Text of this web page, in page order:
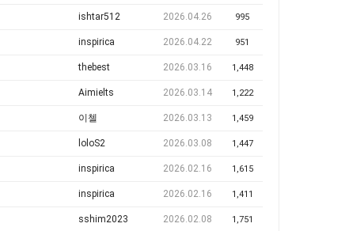
ishtar512 2026.04.26 995
inspirica 2026.04.22 951
thebest 2026.03.16 1,448
Aimielts 2026.03.14 1,222
이첼 2026.03.13 1,459
loloS2 2026.03.08 1,447
inspirica 2026.02.16 1,615
inspirica 2026.02.16 1,411
sshim2023 2026.02.08 1,751